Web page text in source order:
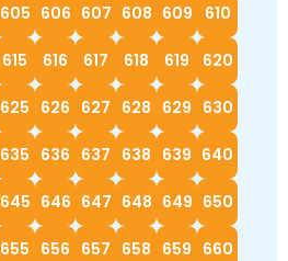
605 606 607 608 609 610
615 616 617 618 619 620
625 626 627 628 629 630
635 636 637 638 639 640
645 646 647 648 649 650
655 656 657 658 659 660